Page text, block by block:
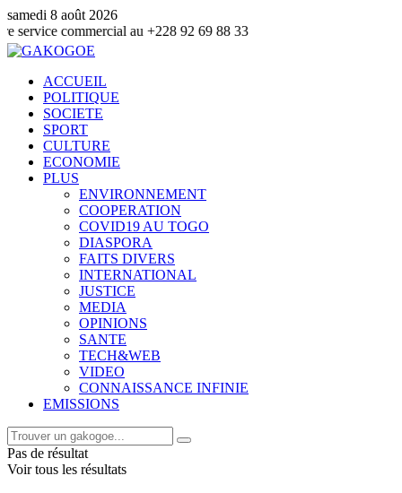
samedi 8 août 2026
au +228 92 69 88 33
ACCUEIL
POLITIQUE
SOCIETE
SPORT
CULTURE
ECONOMIE
PLUS
ENVIRONNEMENT
COOPERATION
COVID19 AU TOGO
DIASPORA
FAITS DIVERS
INTERNATIONAL
JUSTICE
MEDIA
OPINIONS
SANTE
TECH&WEB
VIDEO
CONNAISSANCE INFINIE
EMISSIONS
Pas de résultat
Voir tous les résultats